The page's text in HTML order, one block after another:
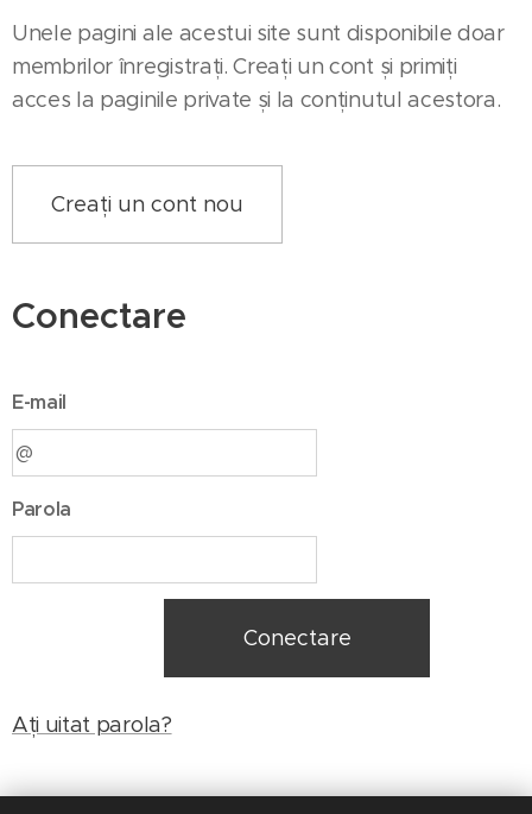
Unele pagini ale acestui site sunt disponibile doar
membrilor înregistrați. Creați un cont și primiți
acces la paginile private și la conținutul acestora.
Creați un cont nou
Conectare
E-mail
Parola
Conectare
Ați uitat parola?